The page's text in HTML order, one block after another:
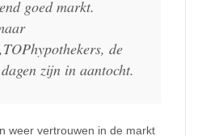
goed markt.
de
zijn in aantocht.
weer vertrouwen in de markt